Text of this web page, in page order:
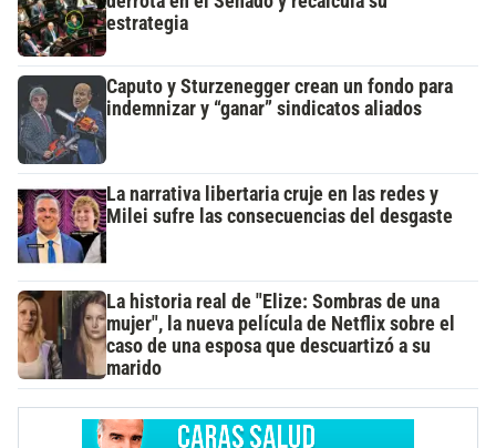
estrategia
Caputo y Sturzenegger crean un fondo para
indemnizar y “ganar” sindicatos aliados
La narrativa libertaria cruje en las redes y
Milei sufre las consecuencias del desgaste
La historia real de "Elize: Sombras de una
mujer", la nueva película de Netflix sobre el
caso de una esposa que descuartizó a su
marido